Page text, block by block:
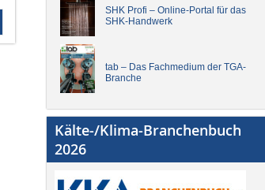
SHK Profi – Online-Portal für das
SHK-Handwerk
tab – Das Fachmedium der TGA-
Branche
Kälte-/Klima-Branchenbuch
2026